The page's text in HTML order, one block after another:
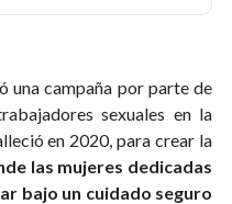
una campaña por parte de
sexuales en la
en 2020, para crear la
las mujeres dedicadas
bajo un cuidado seguro